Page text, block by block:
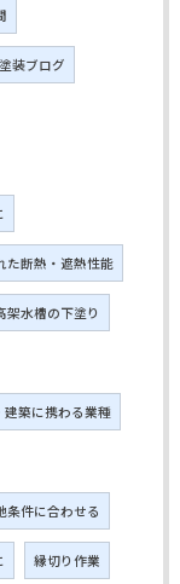
装ブログ
た断熱・遮熱性能
架水槽の下塗り
建築に携わる業種
条件に合わせる
縁切り作業